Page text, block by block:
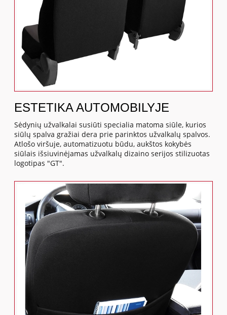
ESTETIKA AUTOMOBILYJE
Sėdynių užvalkalai susiūti specialia matoma siūle, kurios
siūlų spalva gražiai dera prie parinktos užvalkalų spalvos.
Atlošo viršuje, automatizuotu būdu, aukštos kokybės
siūlais išsiuvinėjamas užvalkalų dizaino serijos stilizuotas
logotipas "GT".